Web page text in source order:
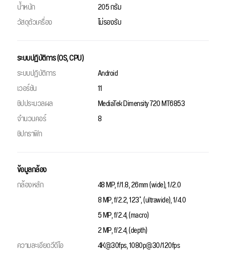
น้ำหนัก
205 กรัม
วัสดุตัวเครื่อง
ไม่รองรับ
ระบบปฏิบัติการ (OS, CPU)
ระบบปฏิบัติการ
Android
เวอร์ชัน
11
ชิปประมวลผล
MediaTek Dimensity 720 MT6853
จำนวนคอร์
8
ชิปกราฟิก
ข้อมูลกล้อง
กล้องหลัก
48 MP, f/1.8, 26mm (wide), 1/2.0
8 MP, f/2.2, 123˚, (ultrawide), 1/4.0
5 MP, f/2.4, (macro)
2 MP, f/2.4, (depth)
ความละเอียดวีดีโอ
4K@30fps, 1080p@30/120fps